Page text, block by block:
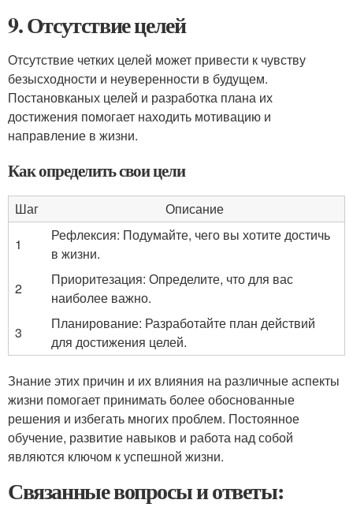
9. Отсутствие целей
Отсутствие четких целей может привести к чувству
безысходности и неуверенности в будущем.
Постановканых целей и разработка плана их
достижения помогает находить мотивацию и
направление в жизни.
Как определить свои цели
Шаг
Описание
1
Рефлексия: Подумайте, чего вы хотите достичь
в жизни.
2
Приоритезация: Определите, что для вас
наиболее важно.
3
Планирование: Разработайте план действий
для достижения целей.
Знание этих причин и их влияния на различные аспекты
жизни помогает принимать более обоснованные
решения и избегать многих проблем. Постоянное
обучение, развитие навыков и работа над собой
являются ключом к успешной жизни.
Связанные вопросы и ответы: